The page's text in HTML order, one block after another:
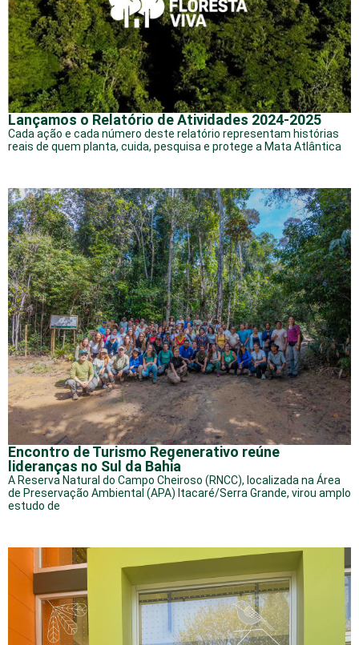
Lançamos o Relatório de Atividades 2024-2025
Cada ação e cada número deste relatório representam histórias
reais de quem planta, cuida, pesquisa e protege a Mata Atlântica
Encontro de Turismo Regenerativo reúne
lideranças no Sul da Bahia
A Reserva Natural do Campo Cheiroso (RNCC), localizada na Área
de Preservação Ambiental (APA) Itacaré/Serra Grande, virou amplo
estudo de